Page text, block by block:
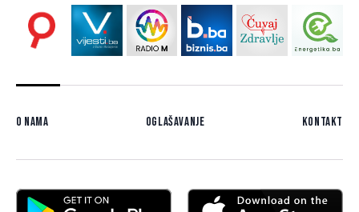
O nama Oglašavanje Kontakt